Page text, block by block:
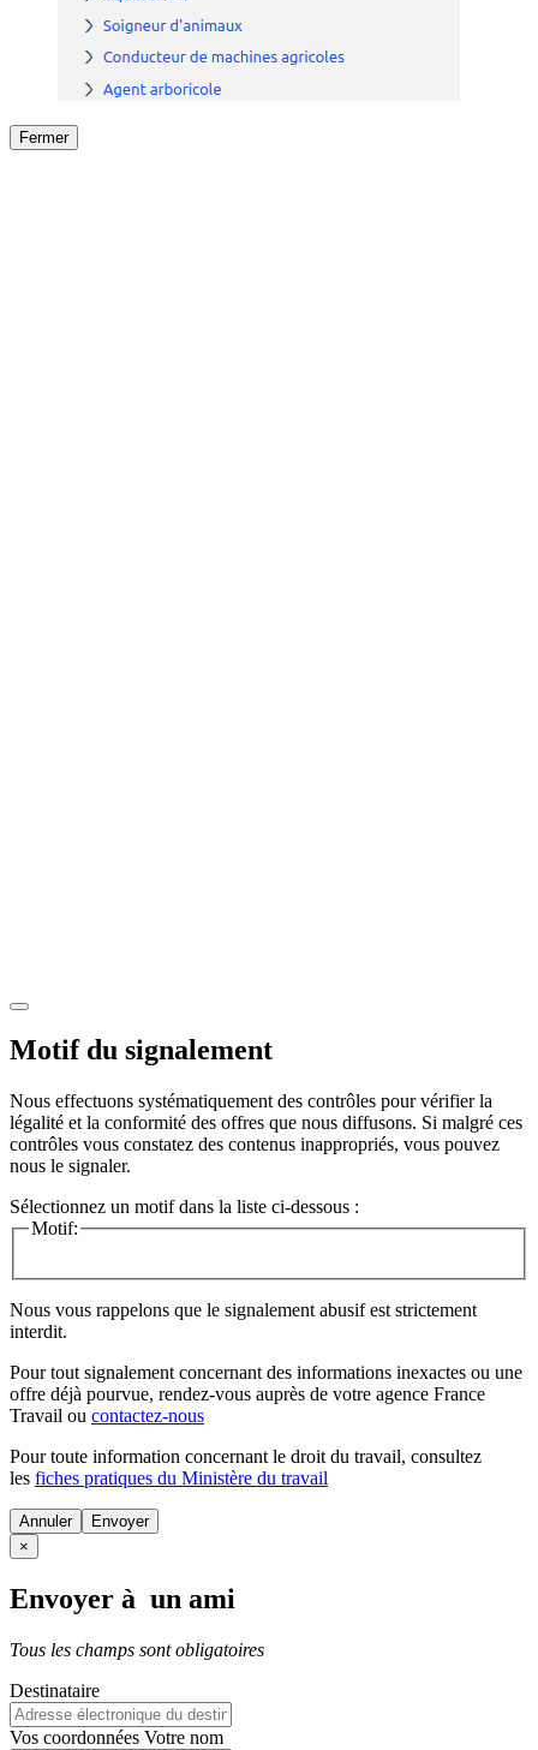
Fermer
Motif du signalement
Nous effectuons systématiquement des contrôles pour vérifier la
légalité et la conformité des offres que nous diffusons. Si malgré ces
contrôles vous constatez des contenus inappropriés, vous pouvez
nous le signaler.
Sélectionnez un motif dans la liste ci-dessous :
Motif:
Nous vous rappelons que le signalement abusif est strictement
interdit.
Pour tout signalement concernant des informations inexactes ou une
offre déjà pourvue, rendez-vous auprès de votre agence France
Travail ou contactez-nous
Pour toute information concernant le droit du travail, consultez
les fiches pratiques du Ministère du travail
Annuler
×
Envoyer à un ami
Tous les champs sont obligatoires
Destinataire
Vos coordonnées Votre nom